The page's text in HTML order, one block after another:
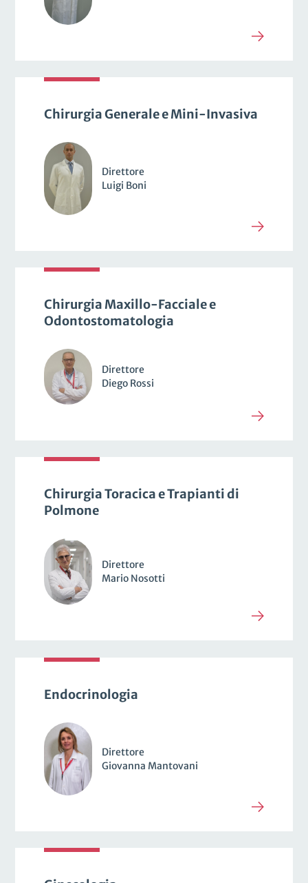
Chirurgia Generale e Mini-Invasiva
Direttore
Luigi Boni
Chirurgia Maxillo-Facciale e
Odontostomatologia
Direttore
Diego Rossi
Chirurgia Toracica e Trapianti di
Polmone
Direttore
Mario Nosotti
Endocrinologia
Direttore
Giovanna Mantovani